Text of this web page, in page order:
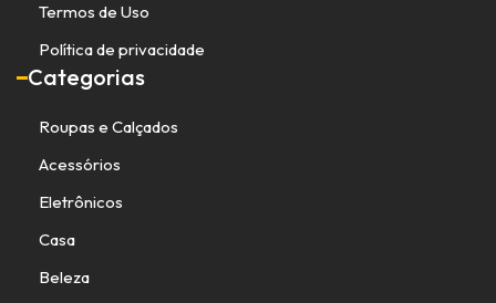
Termos de Uso
Política de privacidade
Categorias
Roupas e Calçados
Acessórios
Eletrônicos
Casa
Beleza